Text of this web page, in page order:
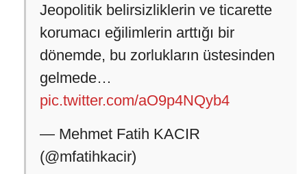
Jeopolitik belirsizliklerin ve ticarette
korumacı eğilimlerin arttığı bir
dönemde, bu zorlukların üstesinden
gelmede…
pic.twitter.com/aO9p4NQyb4
— Mehmet Fatih KACIR
(@mfatihkacir)